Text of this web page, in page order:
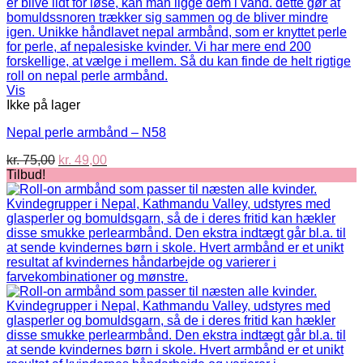
Vis
Ikke på lager
Nepal perle armbånd – N58
kr.75,00 Den
pris
var:
kr. 75,00.
kr. 49,00Den
pris
er:
kr. 49,00.
Tilbud!